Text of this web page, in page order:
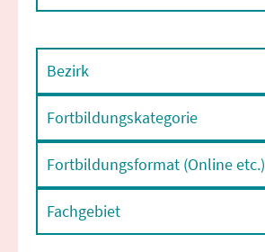
Bezirk
Fortbildungskategorie
Fortbildungsformat (Online etc.)
Fachgebiet